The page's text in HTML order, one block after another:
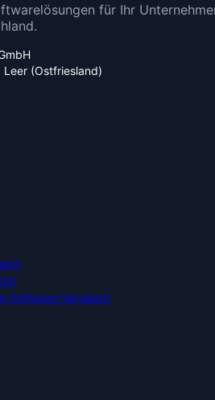
für Ihr
(Ostfriesland)
Software-Vergleich